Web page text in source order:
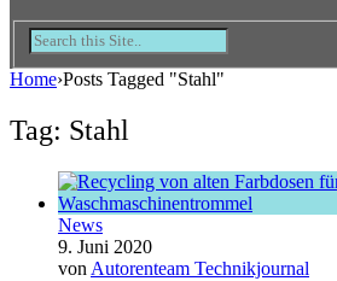
Home›Posts Tagged "Stahl"
Tag: Stahl
News
9. Juni 2020
von Autorenteam Technikjournal